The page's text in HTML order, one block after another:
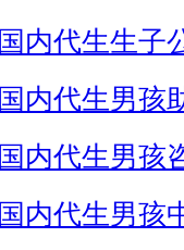
国内代生生子
国内代生男孩
国内代生男孩
国内代生男孩